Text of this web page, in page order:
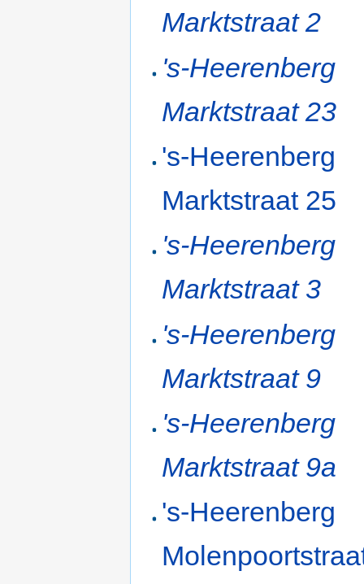
Marktstraat 2
's-Heerenberg
Marktstraat 23
's-Heerenberg
Marktstraat 25
's-Heerenberg
Marktstraat 3
's-Heerenberg
Marktstraat 9
's-Heerenberg
Marktstraat 9a
's-Heerenberg